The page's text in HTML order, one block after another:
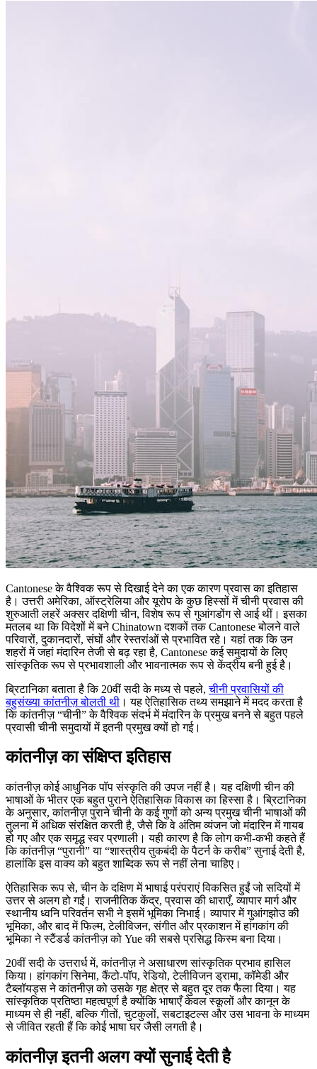
Cantonese के वैश्विक रूप से दिखाई देने का एक कारण प्रवास का इतिहास
है। उत्तरी अमेरिका, ऑस्ट्रेलिया और यूरोप के कुछ हिस्सों में चीनी प्रवास की
शुरुआती लहरें अक्सर दक्षिणी चीन, विशेष रूप से गुआंगडोंग से आई थीं। इसका
मतलब था कि विदेशों में बने Chinatown दशकों तक Cantonese बोलने वाले
परिवारों, दुकानदारों, संघों और रेस्तरांओं से प्रभावित रहे। यहां तक कि उन
शहरों में जहां मंदारिन तेजी से बढ़ रहा है, Cantonese कई समुदायों के लिए
सांस्कृतिक रूप से प्रभावशाली और भावनात्मक रूप से केंद्रीय बनी हुई है।
ब्रिटानिका बताता है कि 20वीं सदी के मध्य से पहले,चीनी प्रवासियों की
बहुसंख्या कांतनीज़ बोलती थी । यह ऐतिहासिक तथ्य समझाने में मदद करता है
कि कांतनीज़ “चीनी” के वैश्विक संदर्भ में मंदारिन के प्रमुख बनने से बहुत पहले
प्रवासी चीनी समुदायों में इतनी प्रमुख क्यों हो गई।
कांतनीज़ का संक्षिप्त इतिहास
कांतनीज़ कोई आधुनिक पॉप संस्कृति की उपज नहीं है। यह दक्षिणी चीन की
भाषाओं के भीतर एक बहुत पुराने ऐतिहासिक विकास का हिस्सा है। ब्रिटानिका
के अनुसार, कांतनीज़ पुराने चीनी के कई गुणों को अन्य प्रमुख चीनी भाषाओं की
तुलना में अधिक संरक्षित करती है, जैसे कि वे अंतिम व्यंजन जो मंदारिन में गायब
हो गए और एक समृद्ध स्वर प्रणाली। यही कारण है कि लोग कभी-कभी कहते हैं
कि कांतनीज़ “पुरानी” या “शास्त्रीय तुकबंदी के पैटर्न के करीब” सुनाई देती है,
हालांकि इस वाक्य को बहुत शाब्दिक रूप से नहीं लेना चाहिए।
ऐतिहासिक रूप से, चीन के दक्षिण में भाषाई परंपराएं विकसित हुईं जो सदियों में
उत्तर से अलग हो गईं। राजनीतिक केंद्र, प्रवास की धाराएँ, व्यापार मार्ग और
स्थानीय ध्वनि परिवर्तन सभी ने इसमें भूमिका निभाई। व्यापार में गुआंगझोउ की
भूमिका, और बाद में फिल्म, टेलीविजन, संगीत और प्रकाशन में हांगकांग की
भूमिका ने स्टैंडर्ड कांतनीज़ को Yue की सबसे प्रसिद्ध किस्म बना दिया।
20वीं सदी के उत्तरार्ध में, कांतनीज़ ने असाधारण सांस्कृतिक प्रभाव हासिल
किया। हांगकांग सिनेमा, कैंटो-पॉप, रेडियो, टेलीविजन ड्रामा, कॉमेडी और
टैब्लॉयड्स ने कांतनीज़ को उसके गृह क्षेत्र से बहुत दूर तक फैला दिया। यह
सांस्कृतिक प्रतिष्ठा महत्वपूर्ण है क्योंकि भाषाएँ केवल स्कूलों और कानून के
माध्यम से ही नहीं, बल्कि गीतों, चुटकुलों, सबटाइटल्स और उस भावना के माध्यम
से जीवित रहती हैं कि कोई भाषा घर जैसी लगती है।
कांतनीज़ इतनी अलग क्यों सुनाई देती है